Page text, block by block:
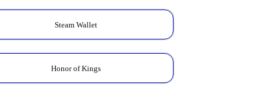
Steam Wallet
Honor of Kings